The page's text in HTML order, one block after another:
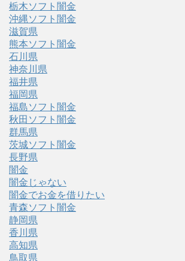
栃木ソフト闇金
沖縄ソフト闇金
滋賀県
熊本ソフト闇金
石川県
神奈川県
福井県
福岡県
福島ソフト闇金
秋田ソフト闇金
群馬県
茨城ソフト闇金
長野県
闇金
闇金じゃない
闇金でお金を借りたい
青森ソフト闇金
静岡県
香川県
高知県
鳥取県